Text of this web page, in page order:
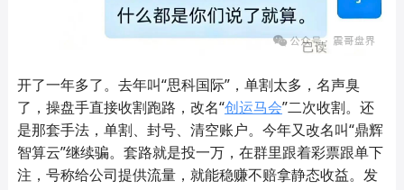
开了一年多了。去年叫“思科国际”，单割太多，名声臭
了，操盘手直接收割跑路，改名“创运马会”二次收割。还
是那套手法，单割、封号、清空账户。今年又改名叫“鼎辉
智算云”继续骗。套路就是投一万，在群里跟着彩票跟单下
注，号称给公司提供流量，就能稳赚不赔拿静态收益。发